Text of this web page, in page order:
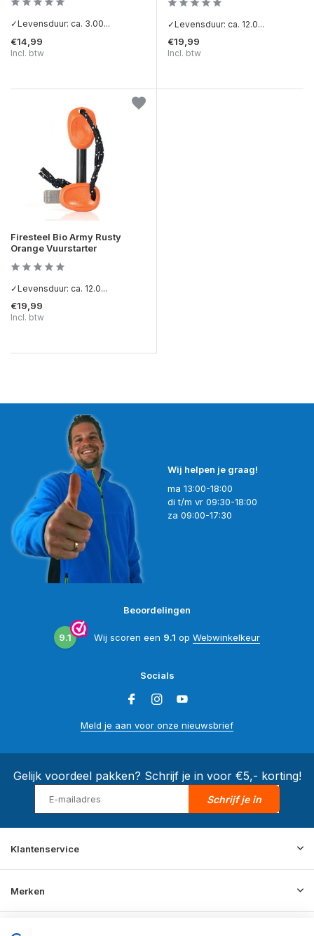
✓Levensduur: ca. 3.00...
€14,99
Incl. btw
✓Levensduur: ca. 12.0...
€19,99
Incl. btw
Firesteel Bio Army Rusty
Orange Vuurstarter
✓Levensduur: ca. 12.0...
€19,99
Incl. btw
Wij helpen je graag!
ma 13:00-18:00
di t/m vr 09:30-18:00
za 09:00-17:30
Beoordelingen
9.1 Wij scoren een 9.1 op Webwinkelkeur
Socials
Meld je aan voor onze nieuwsbrief
Gelijk voordeel pakken? Schrijf je in voor €5,- korting!
Schrijf je in
Klantenservice
Merken
Informatie